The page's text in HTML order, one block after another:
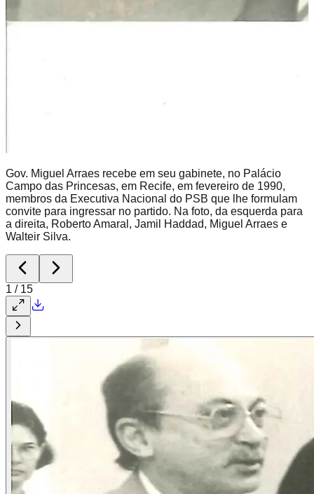
Gov. Miguel Arraes recebe em seu gabinete, no Palácio
Campo das Princesas, em Recife, em fevereiro de 1990,
membros da Executiva Nacional do PSB que lhe formulam
convite para ingressar no partido. Na foto, da esquerda para
a direita, Roberto Amaral, Jamil Haddad, Miguel Arraes e
Walteir Silva.
1 / 15